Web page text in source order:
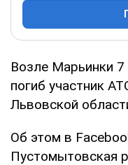
Возле Марьинки 7
погиб участник
Львовской
Об этом в
Пустомытовская